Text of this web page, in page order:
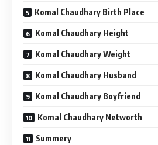
Komal Chaudhary Birth Place
Komal Chaudhary Height
Komal Chaudhary Weight
Komal Chaudhary Husband
Komal Chaudhary Boyfriend
Komal Chaudhary Networth
Summery